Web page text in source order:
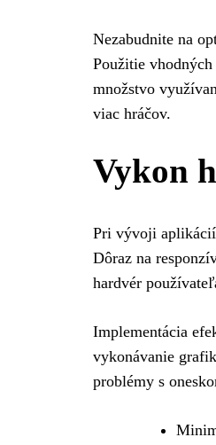
Nezabudnite na
Použitie
množstvo
viac hráčov.
Vykon
Pri vývoji aplikácií
Dôraz na
hardvér
Implementácia
vykonávanie
problémy s